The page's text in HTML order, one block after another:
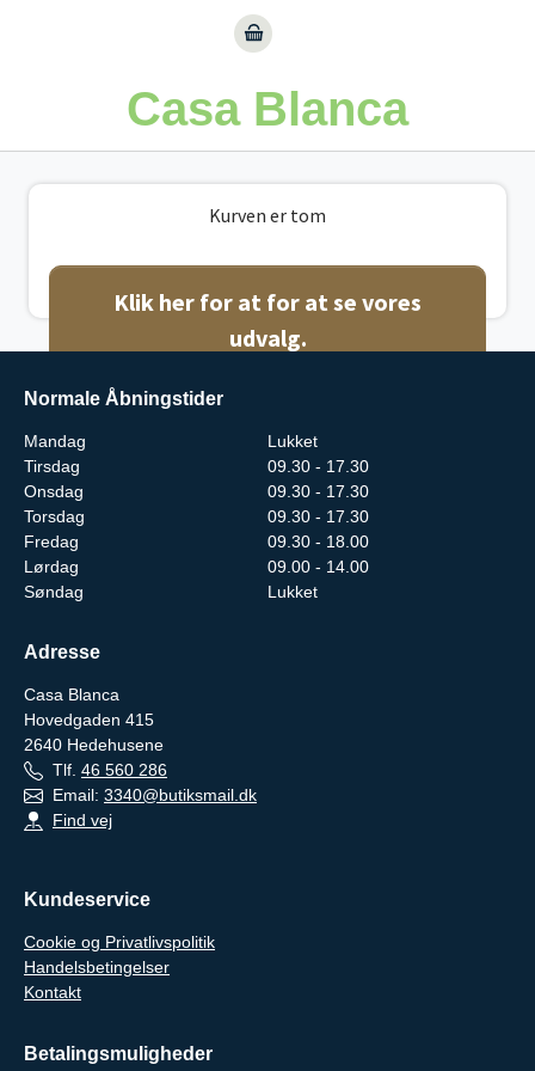
Casa Blanca
Kurven er tom
Klik her for at for at se vores
udvalg.
Normale Åbningstider
Mandag
Lukket
Tirsdag
09.30 - 17.30
Onsdag
09.30 - 17.30
Torsdag
09.30 - 17.30
Fredag
09.30 - 18.00
Lørdag
09.00 - 14.00
Søndag
Lukket
Adresse
Casa Blanca
Hovedgaden 415
2640 Hedehusene
Tlf. 46 560 286
Email: 3340@butiksmail.dk
Find vej
Kundeservice
Cookie og Privatlivspolitik
Handelsbetingelser
Kontakt
Betalingsmuligheder